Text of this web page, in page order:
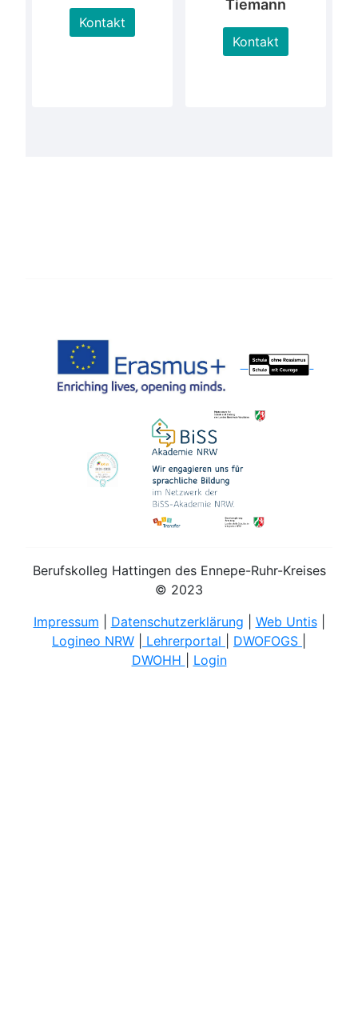
Kontakt
Tiemann
Kontakt
Berufskolleg Hattingen des Ennepe-Ruhr-Kreises
© 2023
Impressum
Datenschutzerklärung Web Untis|
Logineo NRW
Lehrerportal DWOFOGS
DWOHH
Login